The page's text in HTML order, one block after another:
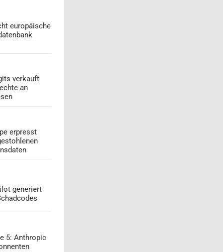
europäische
verkauft
an
erpresst
generiert
5: Anthropic